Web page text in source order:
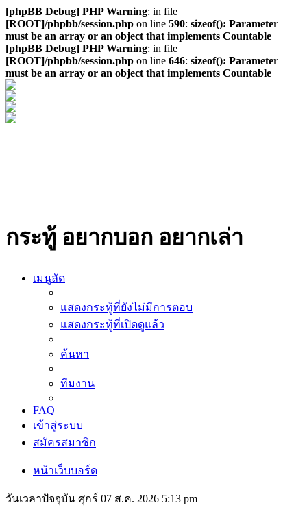
[phpBB Debug] PHP Warning: in file
[ROOT]/phpbb/session.php on line 590: sizeof(): Parameter
must be an array or an object that implements Countable
[phpBB Debug] PHP Warning: in file
[ROOT]/phpbb/session.php on line 646: sizeof(): Parameter
must be an array or an object that implements Countable
กระทู้ อยากบอก อยากเล่า
เมนูลัด
แสดงกระทู้ที่ยังไม่มีการตอบ
แสดงกระทู้ที่เปิดดูแล้ว
ค้นหา
ทีมงาน
FAQ
เข้าสู่ระบบ
สมัครสมาชิก
หน้าเว็บบอร์ด
วันเวลาปัจจุบัน ศุกร์ 07 ส.ค. 2026 5:13 pm